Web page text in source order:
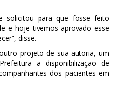
solicitou para que fosse feito
e hoje tivemos aprovado esse
disse.
projeto de sua autoria, um
a disponibilização de
dos pacientes em